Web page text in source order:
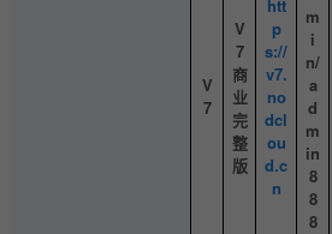
V
7
V
7
商
业
完
整
版
htt
p
s://
v7.
no
dcl
ou
d.c
n
m
i
n/
a
d
m
in
8
8
8